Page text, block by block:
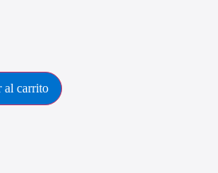
al carrito